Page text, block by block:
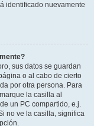
identificado nuevamente
sus datos se guardan
o al cabo de cierto
por otra persona. Para
la casilla al
un PC compartido, e.j.
no ve la casilla, significa